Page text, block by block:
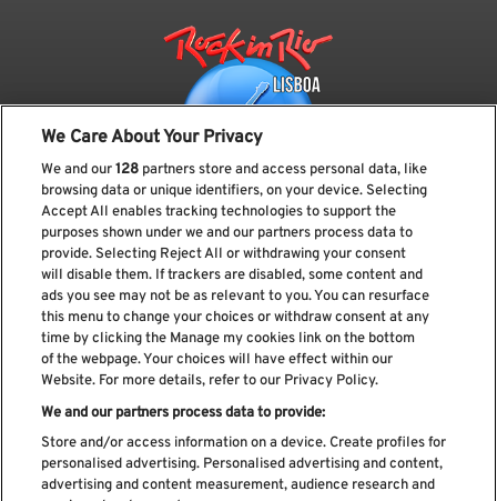
Subscreve a nossa newsletter
Li e aceito os Política de privacidade
Livro de Reclamações
We Care About Your Privacy
We and our128 partners store and access personal data, like
browsing data or unique identifiers, on your device. Selecting
Accept All enables tracking technologies to support the
purposes shown under we and our partners process data to
provide. Selecting Reject All or withdrawing your consent
will disable them. If trackers are disabled, some content and
ads you see may not be as relevant to you. You can resurface
this menu to change your choices or withdraw consent at any
time by clicking the Manage my cookies link on the bottom
of the webpage. Your choices will have effect within our
Website. For more details, refer to our Privacy Policy.
We and our partners process data to provide:
Store and/or access information on a device. Create profiles for
personalised advertising. Personalised advertising and content,
advertising and content measurement, audience research and